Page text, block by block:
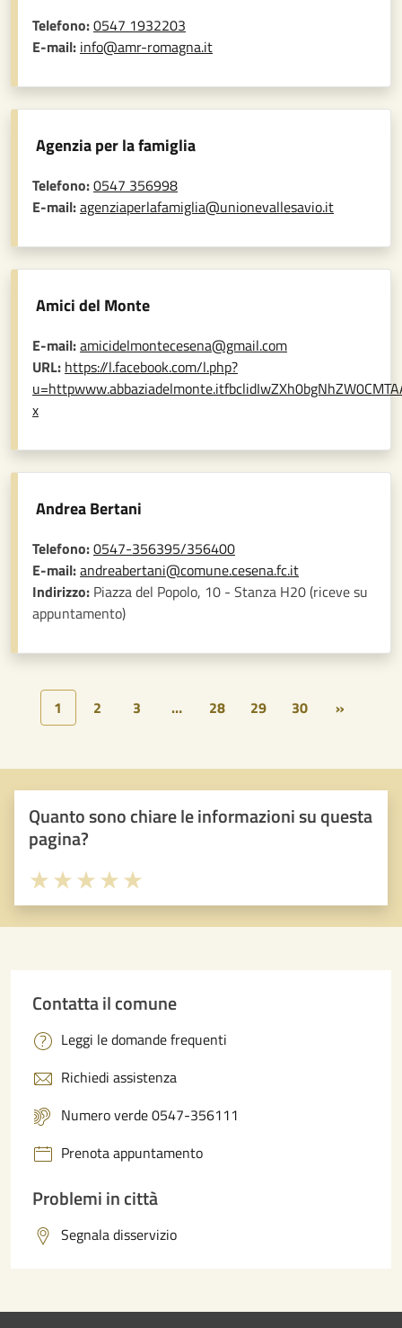
Telefono:0547 1932203
E-mail: info@amr-romagna.it
Agenzia per la famiglia
Telefono:0547 356998
E-mail:agenziaperlafamiglia@unionevallesavio.it
Amici del Monte
E-mail:amicidelmontecesena@gmail.com
URL: https://l.facebook.com/l.php?
x
Andrea Bertani
Telefono:0547-356395/356400
E-mail:andreabertani@comune.cesena.fc.it
Indirizzo: Piazza del Popolo, 10 - Stanza H20 (riceve su
appuntamento)
1 2 3 … 28 29 30 »
Quanto sono chiare le informazioni su questa
pagina?
Valuta 5 stelle su 5
Valuta 4 stelle su 5
Valuta 3 stelle su 5
Valuta 2 stelle su 5
Valuta 1 stelle su 5
Contatta il comune
Leggi le domande frequenti
Richiedi assistenza
Numero verde 0547-356111
Prenota appuntamento
Problemi in città
Segnala disservizio